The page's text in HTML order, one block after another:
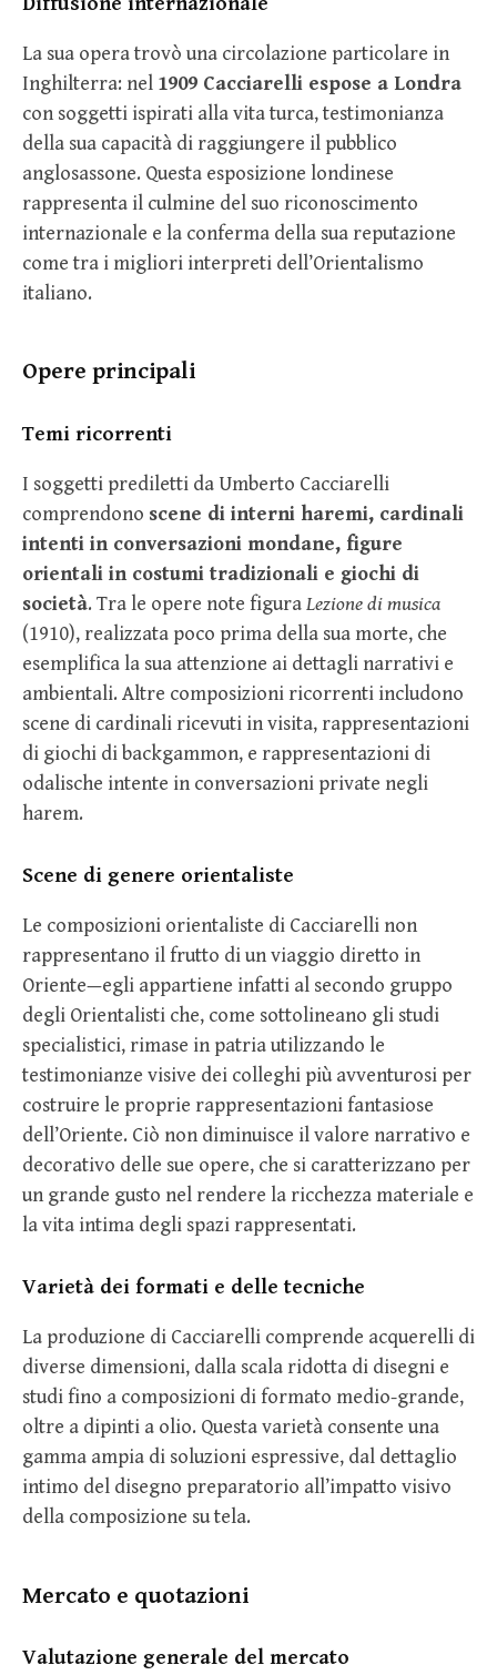
La sua opera trovò una circolazione particolare in
Inghilterra: nel 1909 Cacciarelli espose a Londra
con soggetti ispirati alla vita turca, testimonianza
della sua capacità di raggiungere il pubblico
anglosassone. Questa esposizione londinese
rappresenta il culmine del suo riconoscimento
internazionale e la conferma della sua reputazione
come tra i migliori interpreti dell’Orientalismo
italiano.
Opere principali
Temi ricorrenti
I soggetti prediletti da Umberto Cacciarelli
comprendono scene di interni haremi, cardinali
intenti in conversazioni mondane, figure
orientali in costumi tradizionali e giochi di
società. Tra le opere note figuraLezione di musica
(1910), realizzata poco prima della sua morte, che
esemplifica la sua attenzione ai dettagli narrativi e
ambientali. Altre composizioni ricorrenti includono
scene di cardinali ricevuti in visita, rappresentazioni
di giochi di backgammon, e rappresentazioni di
odalische intente in conversazioni private negli
harem.
Scene di genere orientaliste
Le composizioni orientaliste di Cacciarelli non
rappresentano il frutto di un viaggio diretto in
Oriente—egli appartiene infatti al secondo gruppo
degli Orientalisti che, come sottolineano gli studi
specialistici, rimase in patria utilizzando le
testimonianze visive dei colleghi più avventurosi per
costruire le proprie rappresentazioni fantasiose
dell’Oriente. Ciò non diminuisce il valore narrativo e
decorativo delle sue opere, che si caratterizzano per
un grande gusto nel rendere la ricchezza materiale e
la vita intima degli spazi rappresentati.
Varietà dei formati e delle tecniche
La produzione di Cacciarelli comprende acquerelli di
diverse dimensioni, dalla scala ridotta di disegni e
studi fino a composizioni di formato medio-grande,
oltre a dipinti a olio. Questa varietà consente una
gamma ampia di soluzioni espressive, dal dettaglio
intimo del disegno preparatorio all’impatto visivo
della composizione su tela.
Mercato e quotazioni
Valutazione generale del mercato